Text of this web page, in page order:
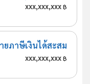
xxx,xxx,xxx฿
ยภาษีเงินได้สะสม
xxx,xxx,xxx฿